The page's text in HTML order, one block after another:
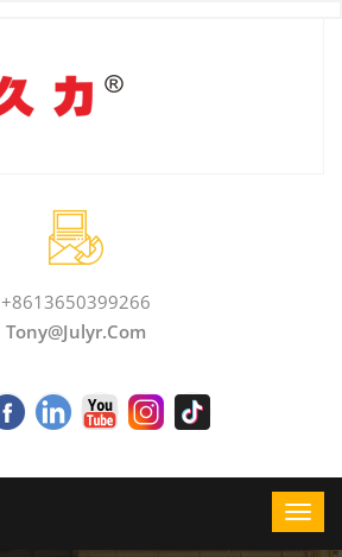
+8613650399266
Tony@julyr.com